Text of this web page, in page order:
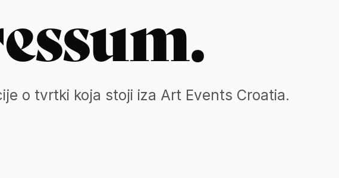
o tvrtki koja stoji iza Art Events Croatia.